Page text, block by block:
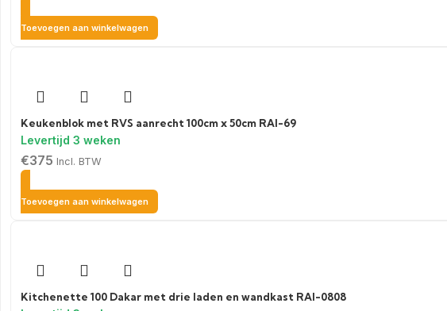
Toevoegen aan winkelwagen
Keukenblok met RVS aanrecht 100cm x 50cm RAI-69
€375 Incl. BTW
Toevoegen aan winkelwagen
Kitchenette 100 Dakar met drie laden en wandkast RAI-0808